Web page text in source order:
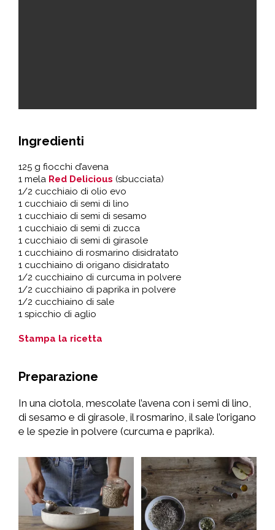
Ingredienti
125 g fiocchi d’avena
1 mela Red Delicious (sbucciata)
1/2 cucchiaio di olio evo
1 cucchiaio di semi di lino
1 cucchiaio di semi di sesamo
1 cucchiaio di semi di zucca
1 cucchiaio di semi di girasole
1 cucchiaino di rosmarino disidratato
1 cucchiaino di origano disidratato
1/2 cucchiaino di curcuma in polvere
1/2 cucchiaino di paprika in polvere
1/2 cucchiaino di sale
1 spicchio di aglio
Stampa la ricetta
Preparazione
In una ciotola, mescolate l’avena con i semi di lino,
di sesamo e di girasole, il rosmarino, il sale l’origano
e le spezie in polvere (curcuma e paprika).